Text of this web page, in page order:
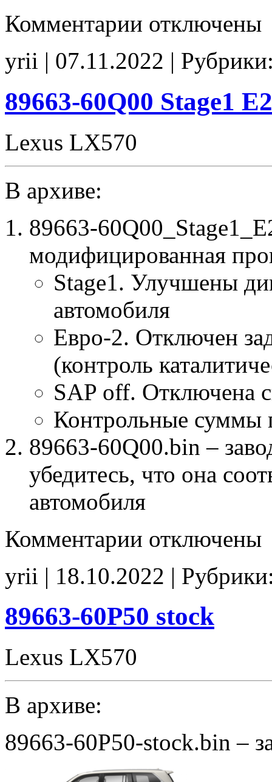
Комментарии записи
Stage1
E2(SAP_off)
отключены
yrii | 07.11.2022 |
89663-60Q00 Stage1
Lexus LX570
В архиве:
89663-
модифицированная
Stage1. Улучшены
автомобиля
Евро-2. Отключен
(контроль
SAP off. Отключена
Контрольные суммы
89663-60Q00.bin –
убедитесь, что она
автомобиля
Комментарии записи
Stage1
E2(SAP_off)
отключены
yrii | 18.10.2022 |
89663-60P50 stock
Lexus LX570
В архиве:
89663-60P50-stock.bin –